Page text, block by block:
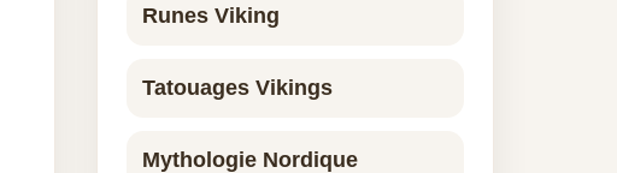
Runes Viking
Tatouages Vikings
Mythologie Nordique